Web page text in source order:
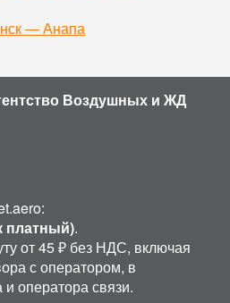
— Анапа
Воздушных и ЖД
платный).
от 45 ₽ без НДС, включая
с оператором, в
и оператора связи.